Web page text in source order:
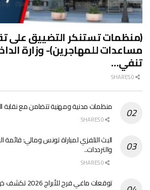
(منظمات تستنكر التضييق على
مساعدات للمهاجرين)- وزارة
تنفي…
منظمات مدنية ومهنية تتضامن مع نقابة
البث التلفزي لمباراة تونس ومالي: قائمة
والترددات..
توقعات ماغي فرح للأبراج 2026 تكشف خريطة الحظ والتغيير..